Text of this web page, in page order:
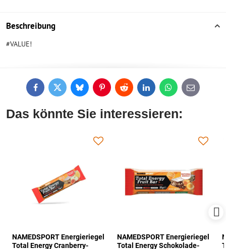
Beschreibung
#VALUE!
FacebookTwitterBlueskyPinterestReddit LinkedInWhatsApp
E-
mail
Das könnte Sie interessieren:
NAMEDSPORT Energieriegel
Total Energy Cranberry-
NAMEDSPORT Energieriegel
Total Energy Schokolade-